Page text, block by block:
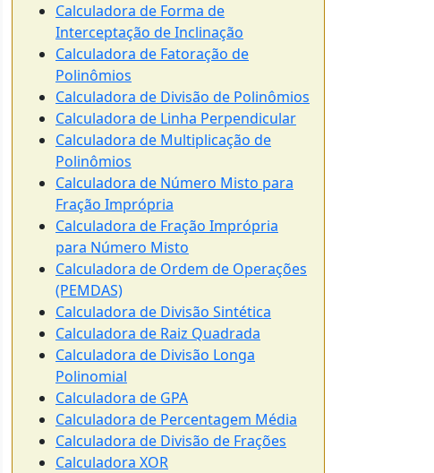
Calculadora de Forma de
Interceptação de Inclinação
Calculadora de Fatoração de
Polinômios
Calculadora de Divisão de Polinômios
Calculadora de Linha Perpendicular
Calculadora de Multiplicação de
Polinômios
Calculadora de Número Misto para
Fração Imprópria
Calculadora de Fração Imprópria
para Número Misto
Calculadora de Ordem de Operações
(PEMDAS)
Calculadora de Divisão Sintética
Calculadora de Raiz Quadrada
Calculadora de Divisão Longa
Polinomial
Calculadora de GPA
Calculadora de Percentagem Média
Calculadora de Divisão de Frações
Calculadora XOR